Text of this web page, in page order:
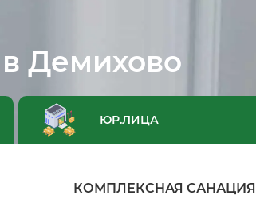
Демихово
ЮР.ЛИЦА
КОМПЛЕКСНАЯ САНАЦИЯ